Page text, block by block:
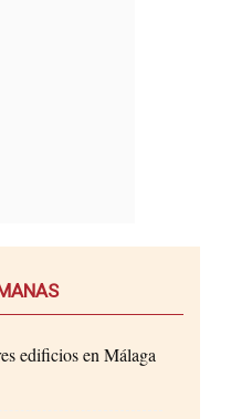
edificios en Málaga